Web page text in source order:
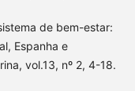
de bem-estar:
Espanha e
vol.13, nº 2, 4-18.